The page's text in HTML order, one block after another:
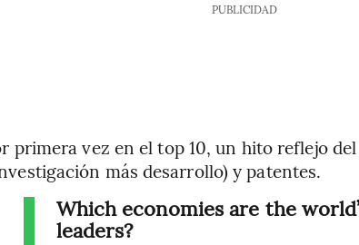
PUBLICIDAD
primera vez en el top 10, un hito reflejo
más desarrollo) y patentes.
Which economies are the
leaders?